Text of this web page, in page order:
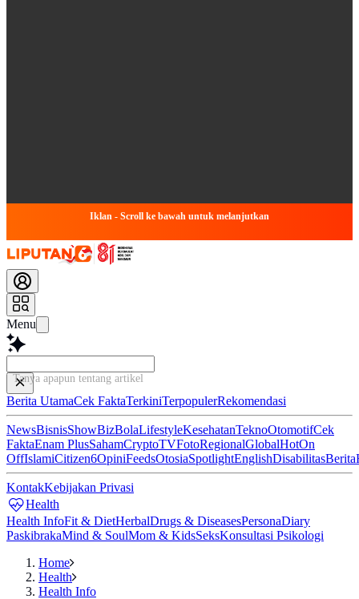
Iklan - Scroll ke bawah untuk melanjutkan
Menu
Tanya apapun tentang artikel ini...
Berita UtamaCek FaktaTerkiniTerpopulerRekomendasi
NewsBisnisShowBizBolaLifestyleKesehatanTeknoOtomotifCek
FaktaEnam PlusSahamCryptoTVFotoRegionalGlobalHotOn
OffIslamiCitizen6OpiniFeedsOtosiaSpotlightEnglishDisabilitasBerita
KontakKebijakan Privasi
Health
Health InfoFit & DietHerbalDrugs & DiseasesPersonaDiary
PaskibrakaMind & SoulMom & KidsSeksKonsultasi Psikologi
Home
Health
Health Info